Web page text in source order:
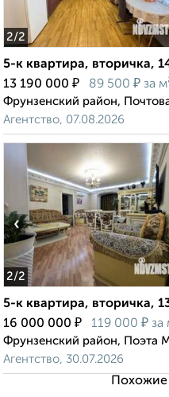
2/2
5-к квартира, вторичка,
13 190 000 ₽ 89 500 ₽ за
Фрунзенский район,
Агентство, 07.08.2026
2/2
‹
5-к квартира, вторичка,
16 000 000 ₽ 119 000 ₽ за
Фрунзенский район, Поэта
Агентство, 30.07.2026